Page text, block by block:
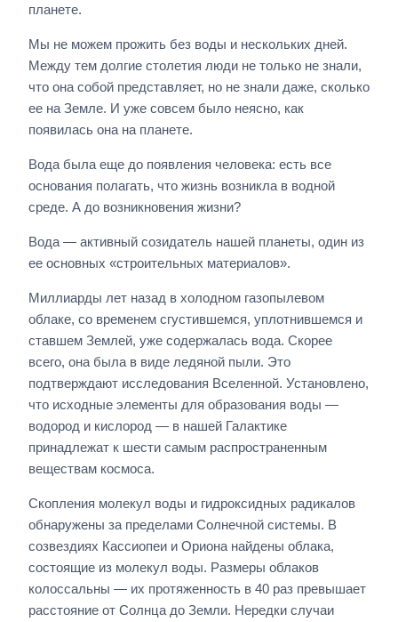
планете.
Мы не можем прожить без воды и нескольких дней.
Между тем долгие столетия люди не только не знали,
что она собой представляет, но не знали даже, сколько
ее на Земле. И уже совсем было неясно, как
появилась она на планете.
Вода была еще до появления человека: есть все
основания полагать, что жизнь возникла в водной
среде. А до возникновения жизни?
Вода — активный созидатель нашей планеты, один из
ее основных «строительных материалов».
Миллиарды лет назад в холодном газопылевом
облаке, со временем сгустившемся, уплотнившемся и
ставшем Землей, уже содержалась вода. Скорее
всего, она была в виде ледяной пыли. Это
подтверждают исследования Вселенной. Установлено,
что исходные элементы для образования воды —
водород и кислород — в нашей Галактике
принадлежат к шести самым распространенным
веществам космоса.
Скопления молекул воды и гидроксидных радикалов
обнаружены за пределами Солнечной системы. В
созвездиях Кассиопеи и Ориона найдены облака,
состоящие из молекул воды. Размеры облаков
колоссальны — их протяженность в 40 раз превышает
расстояние от Солнца до Земли. Нередки случаи